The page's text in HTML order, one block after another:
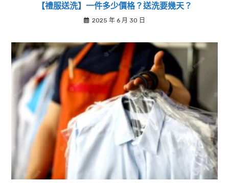
【禮服送洗】一件多少價格？送洗要幾天？
2025 年 6 月 30 日